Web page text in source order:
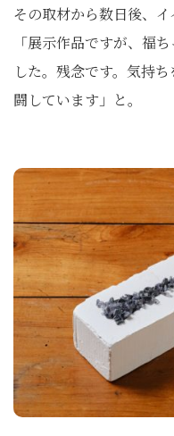
その取材から数日後、イ
「展示作品ですが、福
した。残念です。気持
闘しています」と。